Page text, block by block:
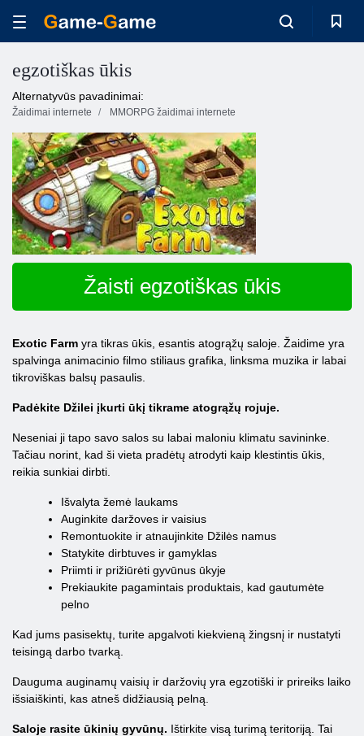
egzotiškas ūkis
Alternatyvūs pavadinimai:
Žaidimai internete MMORPG žaidimai internete
Žaisti egzotiškas ūkis
Exotic Farm yra tikras ūkis, esantis atogrąžų saloje. Žaidime yra
spalvinga animacinio filmo stiliaus grafika, linksma muzika ir labai
tikroviškas balsų pasaulis.
Padėkite Džilei įkurti ūkį tikrame atogrąžų rojuje.
Neseniai ji tapo savo salos su labai maloniu klimatu savininke.
Tačiau norint, kad ši vieta pradėtų atrodyti kaip klestintis ūkis,
reikia sunkiai dirbti.
Išvalyta žemė laukams
Auginkite daržoves ir vaisius
Remontuokite ir atnaujinkite Džilės namus
Statykite dirbtuves ir gamyklas
Priimti ir prižiūrėti gyvūnus ūkyje
Prekiaukite pagamintais produktais, kad gautumėte
pelno
Kad jums pasisektų, turite apgalvoti kiekvieną žingsnį ir nustatyti
teisingą darbo tvarką.
Dauguma auginamų vaisių ir daržovių yra egzotiški ir prireiks laiko
išsiaiškinti, kas atneš didžiausią pelną.
Saloje rasite ūkinių gyvūnų. Ištirkite visą turimą teritoriją. Tai